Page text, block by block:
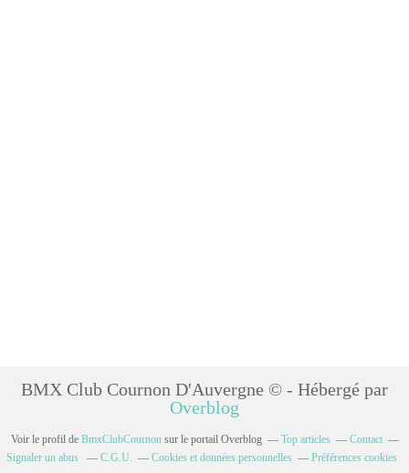
BMX Club Cournon D'Auvergne © - Hébergé par
Overblog
Voir le profil de BmxClubCournonsur le portail Overblog Top articles
Contact
Signaler un abus
C.G.U. Cookies et données personnelles Préférences cookies